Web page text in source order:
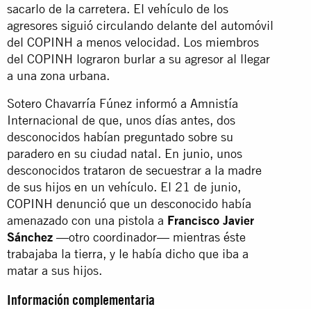
sacarlo de la carretera. El vehículo de los
agresores siguió circulando delante del automóvil
del COPINH a menos velocidad. Los miembros
del COPINH lograron burlar a su agresor al llegar
a una zona urbana.
Sotero Chavarría Fúnez informó a Amnistía
Internacional de que, unos días antes, dos
desconocidos habían preguntado sobre su
paradero en su ciudad natal. En junio, unos
desconocidos trataron de secuestrar a la madre
de sus hijos en un vehículo. El 21 de junio,
COPINH denunció que un desconocido había
amenazado con una pistola a Francisco Javier
Sánchez —otro coordinador— mientras éste
trabajaba la tierra, y le había dicho que iba a
matar a sus hijos.
Información complementaria